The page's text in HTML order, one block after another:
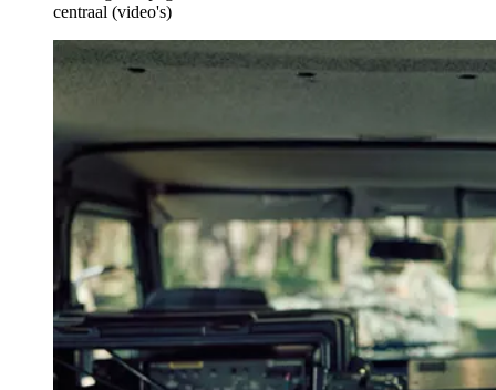
centraal (video's)